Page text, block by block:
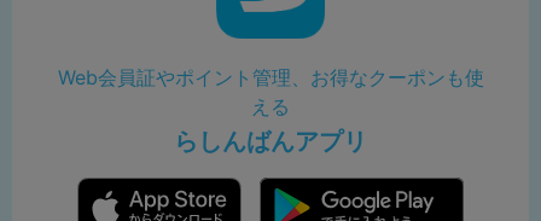
Web会員証やポイント管理、お得なクーポンも使
える
らしんばんアプリ